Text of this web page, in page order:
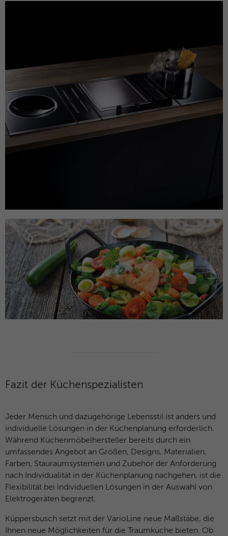
Fazit der Küchenspezialisten
Jeder Mensch und dazugehörige Lebensstil ist anders und
individuelle Lösungen in der Küchenplanung erforderlich.
Während Küchenmöbelhersteller bereits durch ein
umfassendes Angebot an Größen, Designs, Materialien,
Farben, Stauraumsystemen und Zubehör der Anforderung
nach Individualität in der Küchenplanung nachgehen, ist die
Flexibilität bei individuellen Lösungen in der Auswahl von
Elektrogeräten begrenzt.
Küppersbusch setzt mit der VarioLine neue Maßstäbe, die
Ihnen neue Möglichkeiten für die Traumküche bieten. Ob